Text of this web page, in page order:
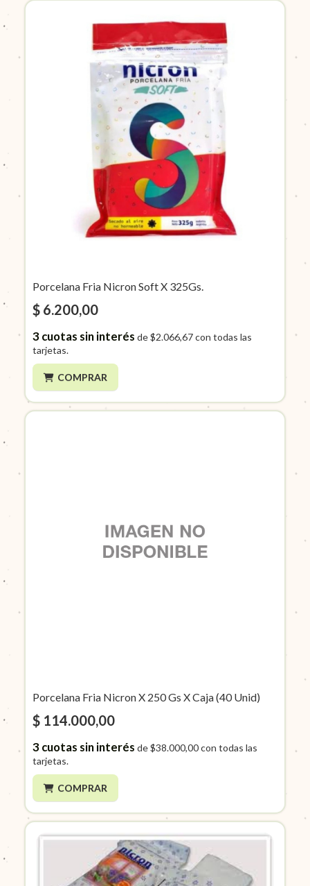
Porcelana Fria Nicron Soft X 325Gs.
$ 6.200,00
3cuotas sin interés de$2.066,67con todas las
tarjetas.
COMPRAR
Porcelana Fria Nicron X 250 Gs X Caja (40 Unid)
$ 114.000,00
3cuotas sin interés de$38.000,00con todas las
tarjetas.
COMPRAR